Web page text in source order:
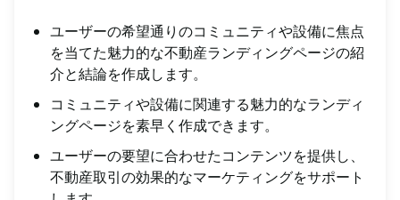
ユーザーの希望通りのコミュニティや設備に焦点
を当てた魅力的な不動産ランディングページの紹
介と結論を作成します。
コミュニティや設備に関連する魅力的なランディ
ングページを素早く作成できます。
ユーザーの要望に合わせたコンテンツを提供し、
不動産取引の効果的なマーケティングをサポート